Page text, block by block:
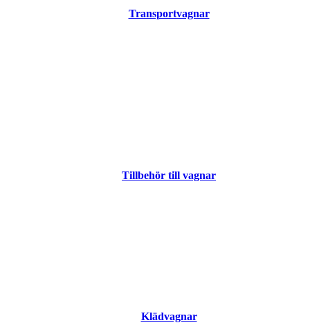
Transportvagnar
Tillbehör till vagnar
Klädvagnar